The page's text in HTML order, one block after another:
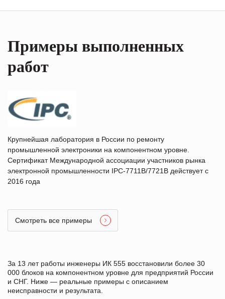
Примеры выполненных
работ
Крупнейшая лаборатория в России по ремонту
промышленной электроники на компонентном уровне.
Сертификат Международной ассоциации участников рынка
электронной промышленности IPC-7711B/7721B действует с
2016 года
Смотреть все примеры
За 13 лет работы инженеры ИК 555 восстановили более 30
000 блоков на компонентном уровне для предприятий России
и СНГ. Ниже — реальные примеры с описанием
неисправности и результата.